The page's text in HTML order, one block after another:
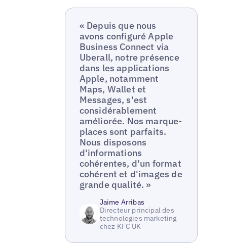
« Depuis que nous
avons configuré Apple
Business Connect via
Uberall, notre présence
dans les applications
Apple, notamment
Maps, Wallet et
Messages, s'est
considérablement
améliorée. Nos marque-
places sont parfaits.
Nous disposons
d'informations
cohérentes, d'un format
cohérent et d'images de
grande qualité. »
Jaime Arribas
Directeur principal des
technologies marketing
chez KFC UK